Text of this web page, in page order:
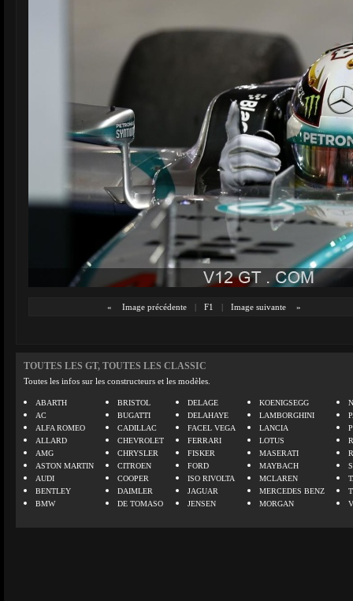
« Image précédente | F1 | Image suivante »
TOUTES LES GT, TOUTES LES CLASSIC
Toutes les infos sur les constructeurs et les modèles.
ABARTH
AC
ALFA ROMEO
ALLARD
AMG
ASTON MARTIN
AUDI
BENTLEY
BMW
BRISTOL
BUGATTI
CADILLAC
CHEVROLET
CHRYSLER
CITROEN
COOPER
DAIMLER
DE TOMASO
DELAGE
DELAHAYE
FACEL VEGA
FERRARI
FISKER
FORD
ISO RIVOLTA
JAGUAR
JENSEN
KOENIGSEGG
LAMBORGHINI
LANCIA
LOTUS
MASERATI
MAYBACH
MCLAREN
MERCEDES BENZ
MORGAN